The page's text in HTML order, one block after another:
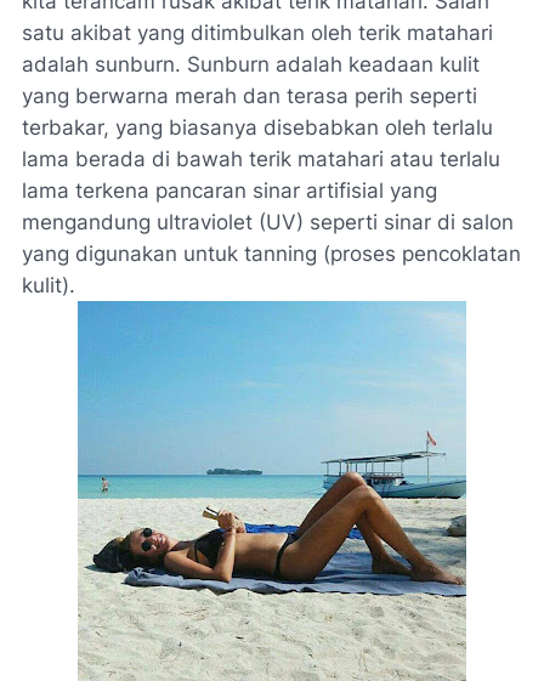
satu akibat yang ditimbulkan oleh terik matahari
adalah sunburn. Sunburn adalah keadaan kulit
yang berwarna merah dan terasa perih seperti
terbakar, yang biasanya disebabkan oleh terlalu
lama berada di bawah terik matahari atau terlalu
lama terkena pancaran sinar artifisial yang
mengandung ultraviolet (UV) seperti sinar di salon
yang digunakan untuk tanning (proses pencoklatan
kulit).